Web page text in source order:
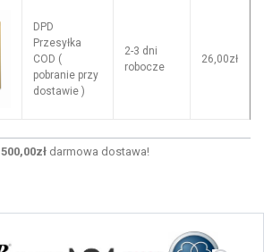
DPD
Przesyłka
COD (
pobranie przy
dostawie )
2-3 dni
robocze
26,00zł
500,00zł darmowa dostawa!